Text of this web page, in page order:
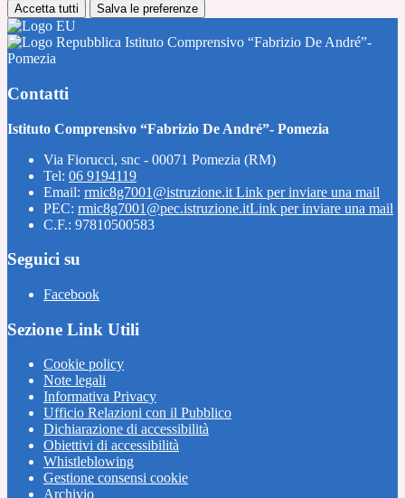
Accetta tutti Salva le preferenze
Istituto Comprensivo “Fabrizio De André”-
Pomezia
Contatti
Istituto Comprensivo “Fabrizio De André”- Pomezia
Via Fiorucci, snc - 00071 Pomezia (RM)
Tel: 06 9194119
Email: rmic8g7001@istruzione.it Link per inviare una mail
PEC: rmic8g7001@pec.istruzione.itLink per inviare una mail
C.F.: 97810500583
Seguici su
Facebook
Sezione Link Utili
Cookie policy
Note legali
Informativa Privacy
Ufficio Relazioni con il Pubblico
Dichiarazione di accessibilità
Obiettivi di accessibilità
Whistleblowing
Gestione consensi cookie
Archivio